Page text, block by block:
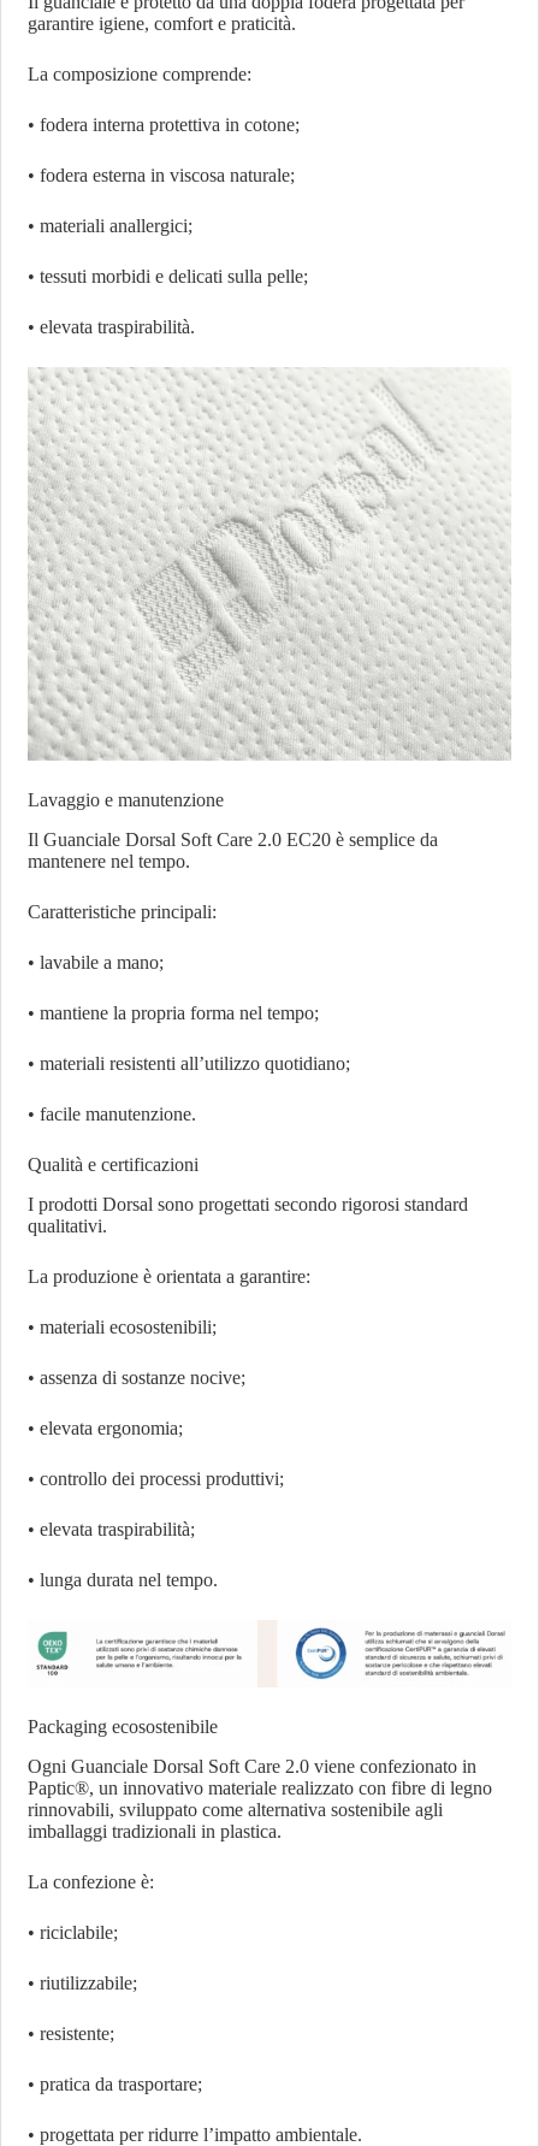
garantire igiene, comfort e praticità.
La composizione comprende:
• fodera interna protettiva in cotone;
• fodera esterna in viscosa naturale;
• materiali anallergici;
• tessuti morbidi e delicati sulla pelle;
• elevata traspirabilità.
Lavaggio e manutenzione
Il Guanciale Dorsal Soft Care 2.0 EC20 è semplice da
mantenere nel tempo.
Caratteristiche principali:
• lavabile a mano;
• mantiene la propria forma nel tempo;
• materiali resistenti all’utilizzo quotidiano;
• facile manutenzione.
Qualità e certificazioni
I prodotti Dorsal sono progettati secondo rigorosi standard
qualitativi.
La produzione è orientata a garantire:
• materiali ecosostenibili;
• assenza di sostanze nocive;
• elevata ergonomia;
• controllo dei processi produttivi;
• elevata traspirabilità;
• lunga durata nel tempo.
Packaging ecosostenibile
Ogni Guanciale Dorsal Soft Care 2.0 viene confezionato in
Paptic®, un innovativo materiale realizzato con fibre di legno
rinnovabili, sviluppato come alternativa sostenibile agli
imballaggi tradizionali in plastica.
La confezione è:
• riciclabile;
• riutilizzabile;
• resistente;
• pratica da trasportare;
• progettata per ridurre l’impatto ambientale.